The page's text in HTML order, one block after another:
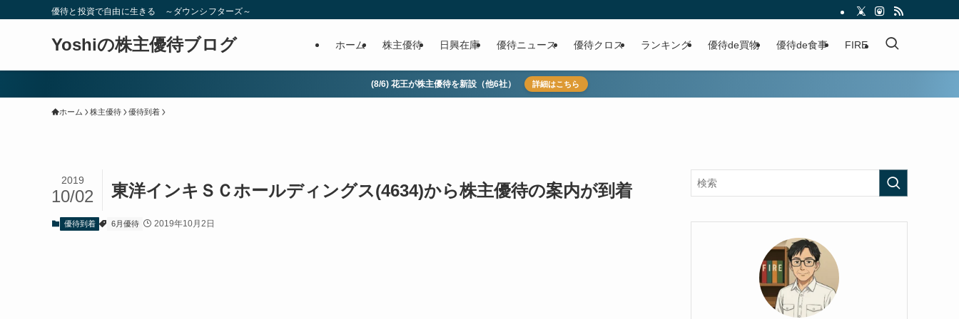
優待と投資で自由に生きる ～ダウンシフターズ～
Yoshiの株主優待ブログ ホーム 株主優待 日興在庫 優待ニュース 優待クロス ランキング 優待de買物 優待de食事 FIRE
(8/6) 花王が株主優待を新設（他6社） 詳細はこちら
ホーム 株主優待 優待到着
東洋インキＳＣホールディングス(4634)から株主優待の案内が到着
2019
10/02
優待到着 6月優待 2019年10月2日